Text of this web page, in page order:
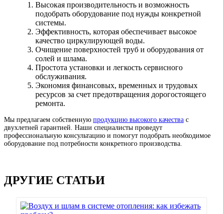
Высокая производительность и возможность
подобрать оборудование под нужды конкретной
системы.
Эффективность, которая обеспечивает высокое
качество циркулирующей воды.
Очищение поверхностей труб и оборудования от
солей и шлама.
Простота установки и легкость сервисного
обслуживания.
Экономия финансовых, временных и трудовых
ресурсов за счет предотвращения дорогостоящего
ремонта.
Мы предлагаем собственную продукцию высокого качества с
двухлетней гарантией. Наши специалисты проведут
профессиональную консультацию и помогут подобрать необходимое
оборудование под потребности конкретного производства.
ДРУГИЕ СТАТЬИ